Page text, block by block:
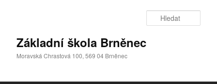
Základní škola Brněnec
Moravská Chrastová 100, 569 04 Brněnec